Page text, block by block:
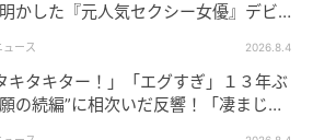
かした『元人気セクシー女優』デビュ
ュース 2026.8.4
キタキター！」「エグすぎ」１３年ぶ
の続編”に相次いだ反響！「凄まじく